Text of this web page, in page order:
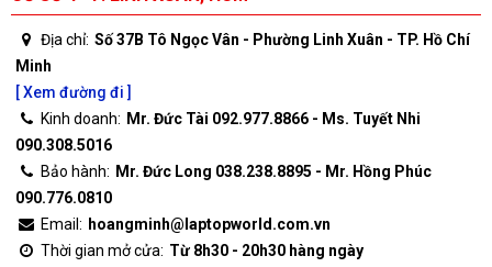
Địa chỉ: Số 37B Tô Ngọc Vân - Phường Linh Xuân - TP. Hồ Chí
Minh
[ Xem đường đi ]
Kinh doanh: Mr. Đức Tài 092.977.8866 - Ms. Tuyết Nhi
090.308.5016
Bảo hành: Mr. Đức Long 038.238.8895 - Mr. Hồng Phúc
090.776.0810
Email: hoangminh@laptopworld.com.vn
Thời gian mở cửa: Từ 8h30 - 20h30 hàng ngày